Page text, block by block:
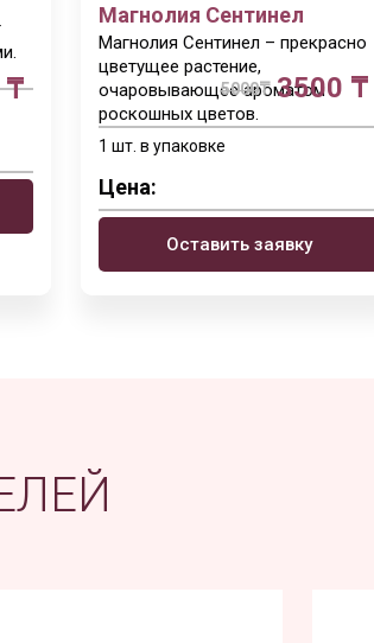
₸ 3500 ₸
5000₸
Магнолия Сентинел
Магнолия Сентинел – прекрасно
цветущее растение,
очаровывающее ароматом
роскошных цветов.
1 шт. в упаковке
Цена:
Оставить заявку